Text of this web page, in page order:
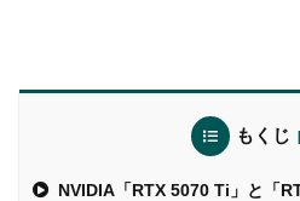
もくじ
NVIDIA「RTX 5070 Ti」と「